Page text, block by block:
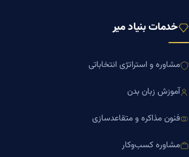
خدمات بنیاد میر
مشاوره و استراتژی انتخاباتی
آموزش زبان بدن
فنون مذاکره و متقاعدسازی
مشاوره کسب‌وکار